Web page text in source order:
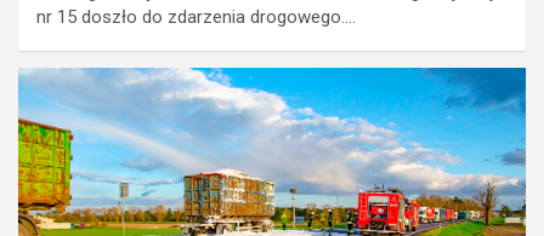
nr 15 doszło do zdarzenia drogowego.…